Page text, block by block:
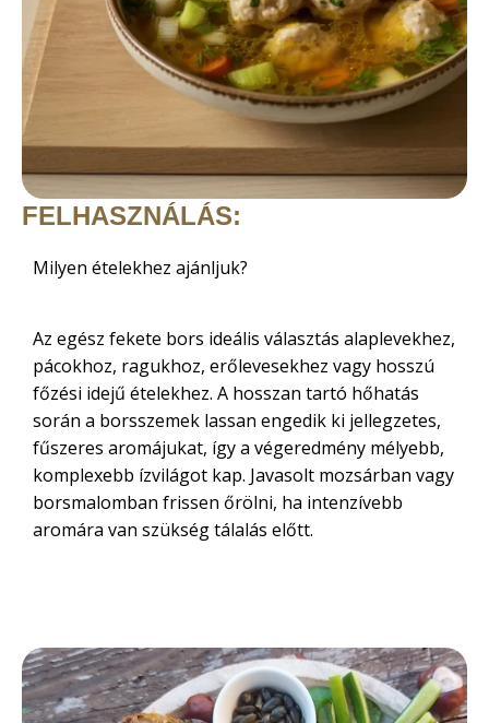
FELHASZNÁLÁS:
Milyen ételekhez ajánljuk?
Az egész fekete bors ideális választás alaplevekhez,
pácokhoz, ragukhoz, erőlevesekhez vagy hosszú
főzési idejű ételekhez. A hosszan tartó hőhatás
során a borsszemek lassan engedik ki jellegzetes,
fűszeres aromájukat, így a végeredmény mélyebb,
komplexebb ízvilágot kap. Javasolt mozsárban vagy
borsmalomban frissen őrölni, ha intenzívebb
aromára van szükség tálalás előtt.